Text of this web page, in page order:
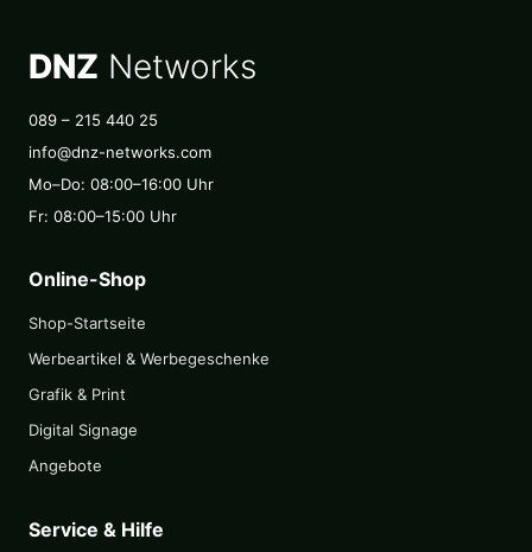
DNZ Networks
089 – 215 440 25
info@dnz-networks.com
Mo–Do: 08:00–16:00 Uhr
Fr: 08:00–15:00 Uhr
Online-Shop
Shop-Startseite
Werbeartikel & Werbegeschenke
Grafik & Print
Digital Signage
Angebote
Service & Hilfe